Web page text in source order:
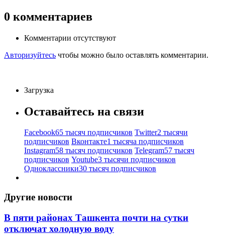
0 комментариев
Комментарии отсутствуют
Авторизуйтесь чтобы можно было оставлять комментарии.
Загрузка
Оставайтесь на связи
Facebook65 тысяч подписчиков Twitter2 тысячи
подписчиков Вконтакте1 тысяча подписчиков
Instagram58 тысяч подписчиков Telegram57 тысяч
подписчиков Youtube3 тысячи подписчиков
Одноклассники30 тысяч подписчиков
Другие новости
В пяти районах Ташкента почти на сутки
отключат холодную воду